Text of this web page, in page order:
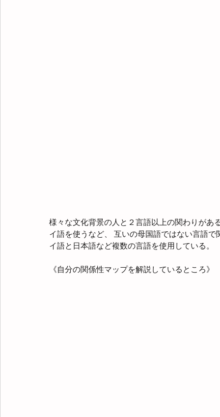
様々な文化背景の人と２言語以上の関わりがあ
イ語を使うなど、 互いの母国語ではない言語
イ語と日本語など複数の言語を使用している。
《自分の関係性マップを解説しているところ》